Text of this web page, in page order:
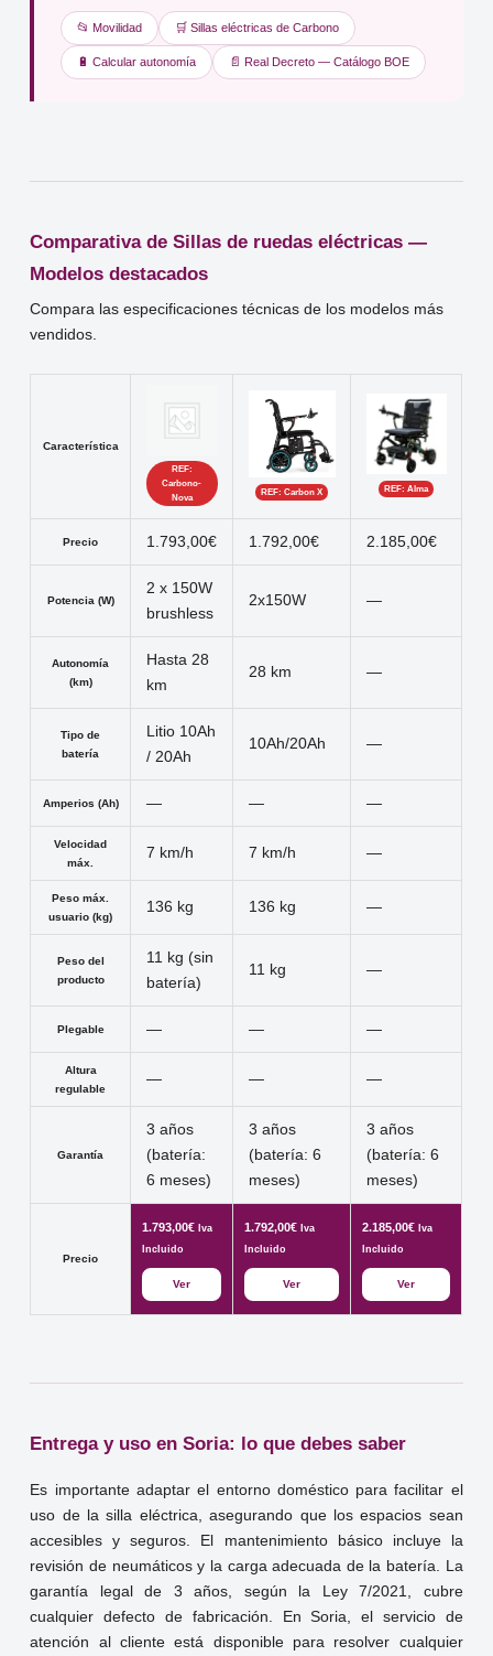
📂 Movilidad 🛒 Sillas eléctricas de Carbono
🔋 Calcular autonomía 📄 Real Decreto — Catálogo BOE
Comparativa de Sillas de ruedas eléctricas —
Modelos destacados
Compara las especificaciones técnicas de los modelos más
vendidos.
Característica
REF:
Carbono-
Nova
REF: Carbon X REF: Alma
Precio 1.793,00€ 1.792,00€ 2.185,00€
Potencia (W)
2 x 150W
brushless
2x150W —
Autonomía
(km)
Hasta 28
km
28 km —
Tipo de
batería
Litio 10Ah
/ 20Ah
10Ah/20Ah —
Amperios (Ah) — — —
Velocidad
máx.
7 km/h 7 km/h —
Peso máx.
usuario (kg)
136 kg 136 kg —
Peso del
producto
11 kg (sin
batería)
11 kg —
Plegable — — —
Altura
regulable
— — —
Garantía
3 años
(batería:
6 meses)
3 años
(batería: 6
meses)
3 años
(batería: 6
meses)
Precio
1.793,00€ Iva
Incluido
Ver
1.792,00€ Iva
Incluido
Ver
2.185,00€ Iva
Incluido
Ver
Entrega y uso en Soria: lo que debes saber
Es importante adaptar el entorno doméstico para facilitar el
uso de la silla eléctrica, asegurando que los espacios sean
accesibles y seguros. El mantenimiento básico incluye la
revisión de neumáticos y la carga adecuada de la batería. La
garantía legal de 3 años, según la Ley 7/2021, cubre
cualquier defecto de fabricación. En Soria, el servicio de
atención al cliente está disponible para resolver cualquier